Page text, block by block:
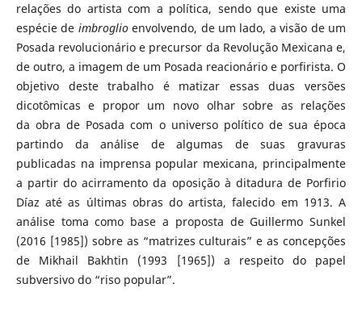
relações do artista com a política, sendo que existe uma
espécie de imbroglioenvolvendo, de um lado, a visão de um
Posada revolucionário e precursor da Revolução Mexicana e,
de outro, a imagem de um Posada reacionário e porfirista. O
objetivo deste trabalho é matizar essas duas versões
dicotômicas e propor um novo olhar sobre as relações
da obra de Posada com o universo político de sua época
partindo da análise de algumas de suas gravuras
publicadas na imprensa popular mexicana, principalmente
a partir do acirramento da oposição à ditadura de Porfirio
Díaz até as últimas obras do artista, falecido em 1913. A
análise toma como base a proposta de Guillermo Sunkel
(2016 [1985]) sobre as “matrizes culturais” e as concepções
de Mikhail Bakhtin (1993 [1965]) a respeito do papel
subversivo do “riso popular”.